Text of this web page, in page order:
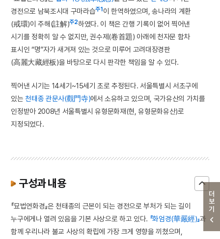
더보기
경전으로 남북조시대 구마라습주1 이 한역하였으며, 송나라의 계환
(戒環)이 주해(註解)주2하였다. 이 책은 간행 기록이 없어 찍어낸
시기를 정확히 알 수 없지만, 권수제(卷首題) 아래에 천자문 함차
표시인 “명”자가 새겨져 있는 것으로 미루어 고려대장경판
(高麗大藏經板)을 바탕으로 다시 판각한 책임을 알 수 있다.
찍어낸 시기는 14세기~15세기 초로 추정된다. 서울특별시 서초구에
있는천태종 관문사(觀門寺)에서 소유하고 있으며, 국가유산의 가치를
인정받아 2008년 서울특별시 유형문화재(현, 유형문화유산)로
지정되었다.
구성과 내용
『묘법연화경』은 천태종의 근본이 되는 경전으로 부처가 되는 길이
누구에게나 열려 있음을 기본 사상으로 하고 있다. 『화엄경(華嚴經)』과
함께 우리나라 불교 사상의 확립에 가장 크게 영향을 끼쳤으며,